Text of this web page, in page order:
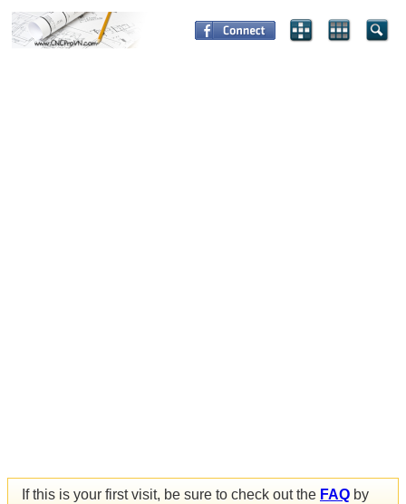
If this is your first visit, be sure to check out the FAQ by